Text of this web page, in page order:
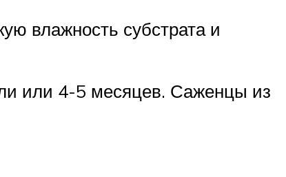
влажность субстрата и
или 4-5 месяцев. Саженцы из